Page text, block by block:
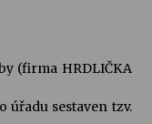
V Želivě ožije
(firma HRDLIČKA
úřadu sestaven tzv.